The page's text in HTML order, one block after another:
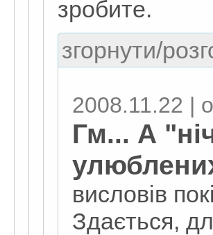
зробите.
згорнути/
2008.11.22 |
Гм... А
висловів
Здається,